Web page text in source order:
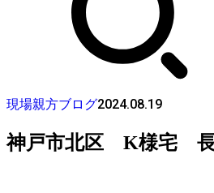
現場親方ブログ2024.08.19
神戸市北区 K様宅 長